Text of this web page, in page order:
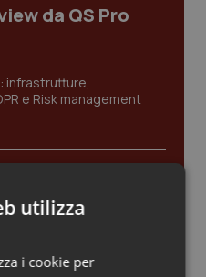
di Bolzano
da QS Pro
infrastrutture,
e Risk management
2026: nuovi
utilizza
i cookie per